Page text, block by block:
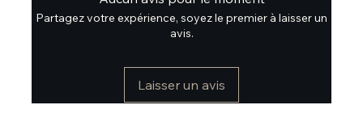
Partagez votre expérience, soyez le premier à laisser un
avis.
Laisser un avis